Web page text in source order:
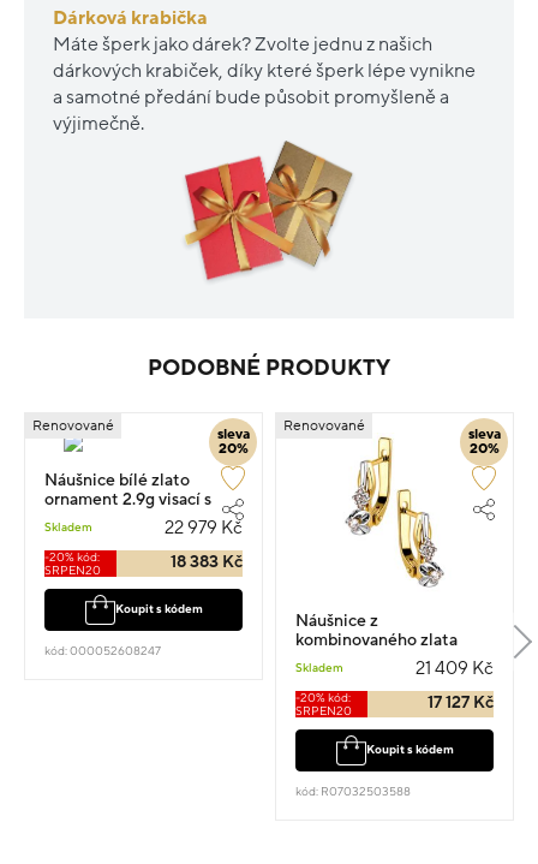
Dárková krabička
Máte šperk jako dárek? Zvolte jednu z našich
dárkových krabiček, díky které šperk lépe vynikne
a samotné předání bude působit promyšleně a
výjimečně.
PODOBNÉ PRODUKTY
sleva
20%
Renovované
Náušnice bílé zlato
ornament 2.9g visací s
diamantem 0.360ct
Skladem 22 979 Kč
-20% kód:
SRPEN20
18 383 Kč
Koupit s kódem
kód: 000052608247
sleva
20%
Renovované
Náušnice z
kombinovaného zlata
visací 1.5cm 4.14g s
diamantem 0.160ct
Skladem 21 409 Kč
-20% kód:
SRPEN20
17 127 Kč
Koupit s kódem
kód: R07032503588